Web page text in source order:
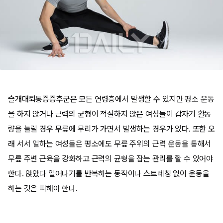
슬개대퇴통증증후군은 모든 연령층에서 발생할 수 있지만 평소 운동
을 하지 않거나 근력의 균형이 적절하지 않은 여성들이 갑자기 활동
량을 늘릴 경우 무릎에 무리가 가면서 발생하는 경우가 있다. 또한 오
래 서서 일하는 여성들은 평소에도 무릎 주위의 근력 운동을 통해서
무릎 주변 근육을 강화하고 근력의 균형을 잡는 관리를 할 수 있어야
한다. 앉았다 일어나기를 반복하는 동작이나 스트레칭 없이 운동을
하는 것은 피해야 한다.